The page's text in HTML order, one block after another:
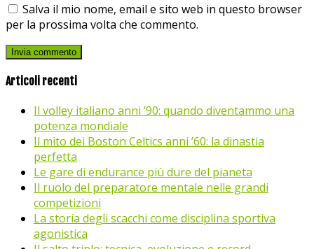
Salva il mio nome, email e sito web in questo browser
per la prossima volta che commento.
Articoli recenti
Il volley italiano anni ’90: quando diventammo una
potenza mondiale
Il mito dei Boston Celtics anni ’60: la dinastia
perfetta
Le gare di endurance più dure del pianeta
Il ruolo del preparatore mentale nelle grandi
competizioni
La storia degli scacchi come disciplina sportiva
agonistica